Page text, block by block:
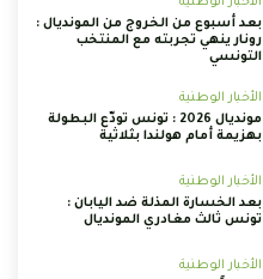
بعد أسبوع من الخروج من المونديال :
رونار ينهي تجربته مع المنتخب
التونسي
الأخبار الوطنية
مونديال 2026 : تونس تودّع البطولة
بهزيمة أمام هولندا بثلاثية
الأخبار الوطنية
بعد الخسارة المذلة ضد اليابان :
تونس ثالث مغادري المونديال
الأخبار الوطنية